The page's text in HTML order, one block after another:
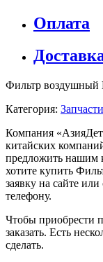
Оплата
Фильтр воздушный
Категория:
Компания
китайских
предложить нашим
хотите купить
заявку на сайте
телефону.
Чтобы приобрести
заказать. Есть
сделать.